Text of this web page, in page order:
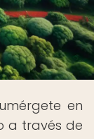
en
a través de